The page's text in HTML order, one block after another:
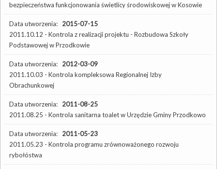
bezpieczeństwa funkcjonowania świetlicy środowiskowej w Kosowie
Data utworzenia: 2015-07-15
2011.10.12 - Kontrola z realizacji projektu - Rozbudowa Szkoły
Podstawowej w Przodkowie
Data utworzenia: 2012-03-09
2011.10.03 - Kontrola kompleksowa Regionalnej Izby
Obrachunkowej
Data utworzenia: 2011-08-25
2011.08.25 - Kontrola sanitarna toalet w Urzędzie Gminy Przodkowo
Data utworzenia: 2011-05-23
2011.05.23 - Kontrola programu zrównoważonego rozwoju
rybołóstwa